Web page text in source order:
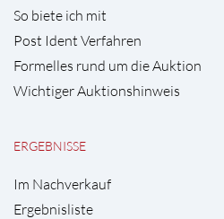
So biete ich mit
Post Ident Verfahren
Formelles rund um die Auktion
Wichtiger Auktionshinweis
ERGEBNISSE
Im Nachverkauf
Ergebnisliste